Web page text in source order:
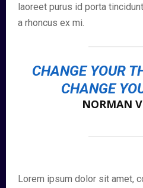
laoreet purus id porta
a rhoncus ex mi.
CHANGE YOUR
CHANGE
NORMAN
Lorem ipsum dolor sit amet,